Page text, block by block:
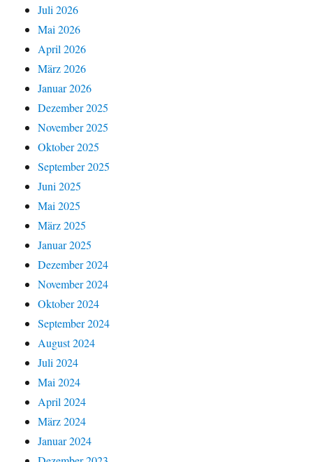
Juli 2026
Mai 2026
April 2026
März 2026
Januar 2026
Dezember 2025
November 2025
Oktober 2025
September 2025
Juni 2025
Mai 2025
März 2025
Januar 2025
Dezember 2024
November 2024
Oktober 2024
September 2024
August 2024
Juli 2024
Mai 2024
April 2024
März 2024
Januar 2024